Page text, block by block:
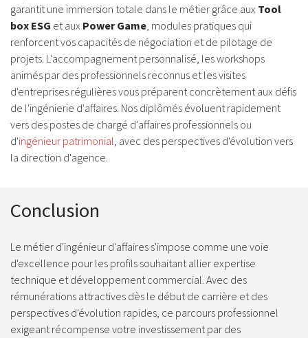
garantit une immersion totale dans le métier grâce aux Tool
box ESG et aux Power Game, modules pratiques qui
renforcent vos capacités de négociation et de pilotage de
projets. L'accompagnement personnalisé, les workshops
animés par des professionnels reconnus et les visites
d'entreprises régulières vous préparent concrètement aux défis
de l'ingénierie d'affaires. Nos diplômés évoluent rapidement
vers des postes de chargé d'affaires professionnels ou
d'ingénieur patrimonial, avec des perspectives d'évolution vers
la direction d'agence.
Conclusion
Le métier d'ingénieur d'affaires s'impose comme une voie
d'excellence pour les profils souhaitant allier expertise
technique et développement commercial. Avec des
rémunérations attractives dès le début de carrière et des
perspectives d'évolution rapides, ce parcours professionnel
exigeant récompense votre investissement par des